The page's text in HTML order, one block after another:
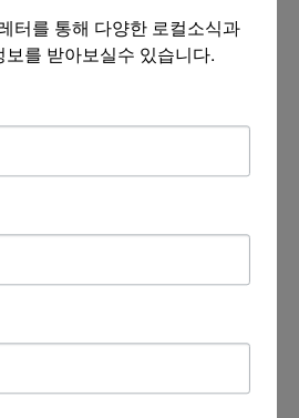
터를 통해 다양한 로컬소식과
를 받아보실수 있습니다.